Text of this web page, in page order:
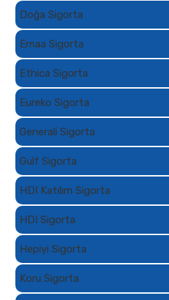
Doğa Sigorta
Emaa Sigorta
Ethica Sigorta
Eureko Sigorta
Generali Sigorta
Gulf Sigorta
HDI Katılım Sigorta
HDI Sigorta
Hepiyi Sigorta
Koru Sigorta